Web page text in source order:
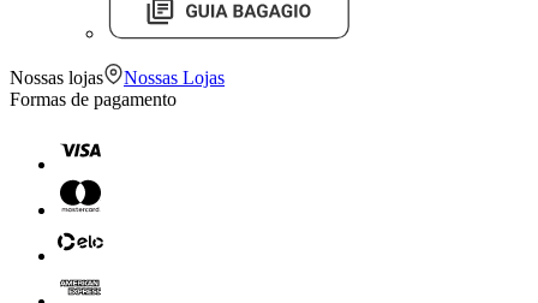
Nossas lojas
Nossas Lojas
Formas de pagamento